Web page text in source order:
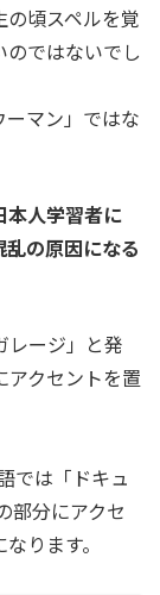
の頃スペルを覚
ではないでし
マン」ではな
本人学習者に
の原因になる
レージ」と発
アクセントを置
では「ドキュ
部分にアクセ
ります。